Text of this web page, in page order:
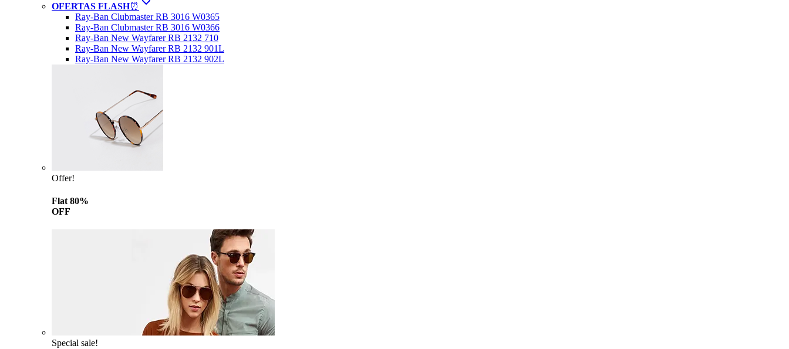
OFERTAS FLASH⏰
Ray-Ban Clubmaster RB 3016 W0365
Ray-Ban Clubmaster RB 3016 W0366
Ray-Ban New Wayfarer RB 2132 710
Ray-Ban New Wayfarer RB 2132 901L
Ray-Ban New Wayfarer RB 2132 902L
Offer!
Flat 80%
OFF
Special sale!